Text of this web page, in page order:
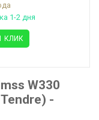
1-2 дня
КЛИК
W330
-